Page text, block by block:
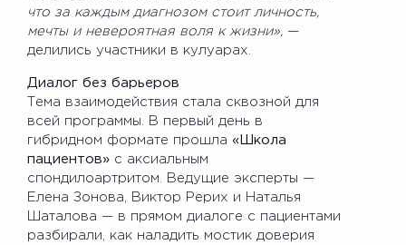
что за каждым диагнозом стоит личность,
мечты и невероятная воля к жизни»,
—
делились участники в кулуарах.
Диалог без барьеров
Тема взаимодействия стала сквозной для
всей программы. В первый день в
гибридном формате прошла «Школа
пациентов» с аксиальным
спондилоартритом. Ведущие эксперты —
Елена Зонова, Виктор Рерих и Наталья
Шаталова — в прямом диалоге с пациентами
разбирали, как наладить мостик доверия